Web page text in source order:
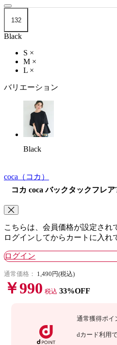
132
Black
S ×
M ×
L ×
バリエーション
Black
coca （コカ）
コカ coca バックタックフレア
こちらは、会員価格が設定され
ログインしてからカートに入れ
ログイン
通常価格： 1,490円(税込)
￥990 税込 33%OFF
通常獲得ポイ
dカード利用で